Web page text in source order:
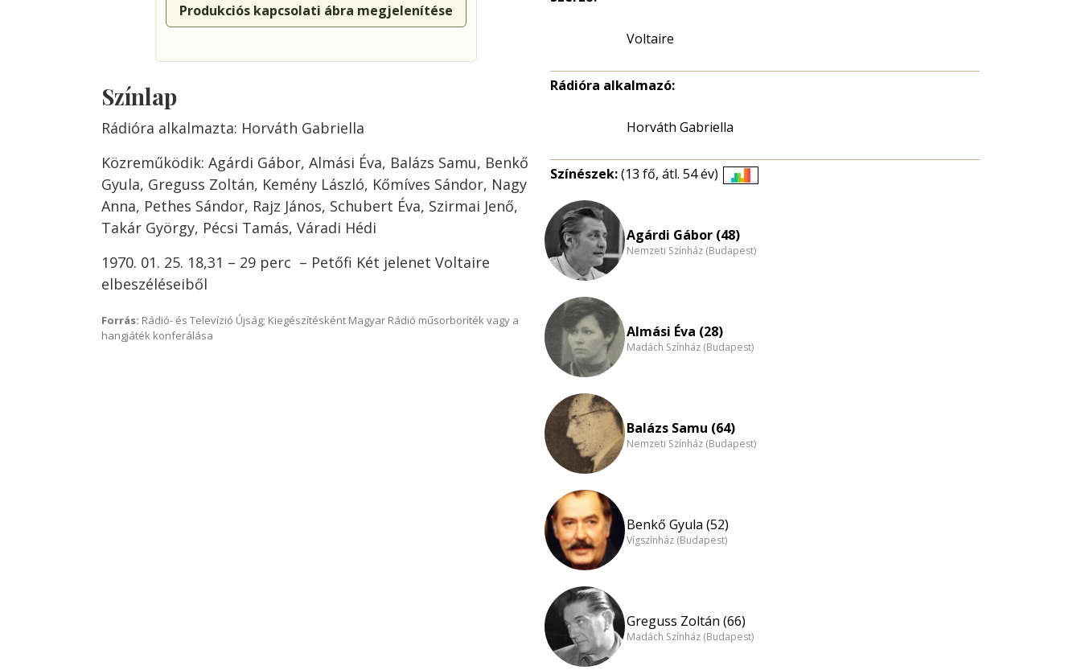
Produkciós kapcsolati ábra megjelenítése
Színlap
Rádióra alkalmazta: Horváth Gabriella
Közreműködik: Agárdi Gábor, Almási Éva, Balázs Samu, Benkő
Gyula, Greguss Zoltán, Kemény László, Kőmíves Sándor, Nagy
Anna, Pethes Sándor, Rajz János, Schubert Éva, Szirmai Jenő,
Takár György, Pécsi Tamás, Váradi Hédi
1970. 01. 25. 18,31 – 29 perc – Petőfi Két jelenet Voltaire
elbeszéléseiből
Forrás: Rádió- és Televízió Újság; Kiegészítésként Magyar Rádió műsorboríték vagy a
hangjáték konferálása
Voltaire
Rádióra alkalmazó:
Horváth Gabriella
Színészek:(13 fő, átl. 54 év)
nagyítása
Agárdi Gábor (48)
Nemzeti Színház (Budapest)
Almási Éva (28)
Madách Színház (Budapest)
Balázs Samu (64)
Nemzeti Színház (Budapest)
Benkő Gyula (52)
Vígszínház (Budapest)
Greguss Zoltán (66)
Madách Színház (Budapest)